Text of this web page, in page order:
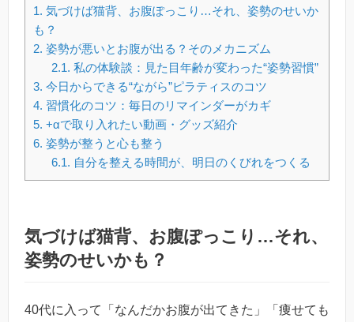
1. 気づけば猫背、お腹ぽっこり…それ、姿勢のせいか
も？
2. 姿勢が悪いとお腹が出る？そのメカニズム
2.1. 私の体験談：見た目年齢が変わった“姿勢習慣”
3. 今日からできる“ながら”ピラティスのコツ
4. 習慣化のコツ：毎日のリマインダーがカギ
5. +αで取り入れたい動画・グッズ紹介
6. 姿勢が整うと心も整う
6.1. 自分を整える時間が、明日のくびれをつくる
気づけば猫背、お腹ぽっこり…それ、
姿勢のせいかも？
40代に入って「なんだかお腹が出てきた」「痩せても